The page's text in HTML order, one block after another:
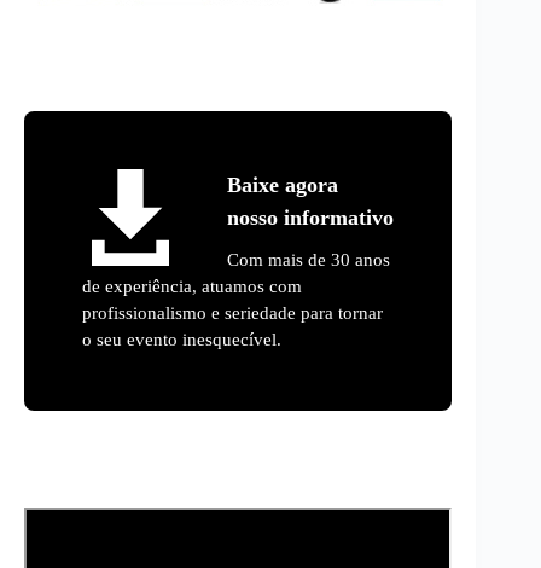
Baixe agora
nosso informativo
Com mais de 30 anos
de experiência, atuamos com
profissionalismo e seriedade para tornar
o seu evento inesquecível.